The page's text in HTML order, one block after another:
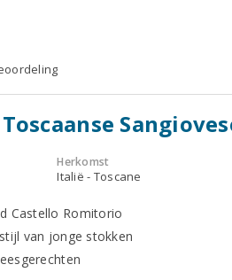
Herkomst
Italië - Toscane
Castello Romitorio
van jonge stokken